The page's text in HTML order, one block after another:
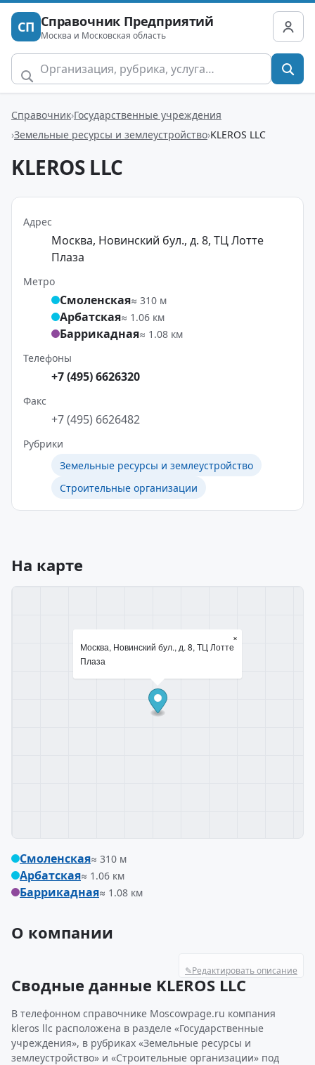
СП Справочник Предприятий
Москва и Московская область
Справочник Государственные учреждения
Земельные ресурсы и землеустройство KLEROS LLC
KLEROS LLC
Адрес
Москва, Новинский бул., д. 8, ТЦ Лотте
Плаза
Метро
Смоленская≈ 310 м
Арбатская≈ 1.06 км
Баррикадная≈ 1.08 км
Телефоны
+7 (495) 6626320
Факс
+7 (495) 6626482
Рубрики
Земельные ресурсы и землеустройство
Строительные организации
На карте
Москва, Новинский бул., д. 8, ТЦ Лотте
Плаза
×
Смоленская≈ 310 м
Арбатская≈ 1.06 км
Баррикадная≈ 1.08 км
О компании
✎Редактировать описание
Сводные данные KLEROS LLC
В телефонном справочнике Moscowpage.ru компания
kleros llc расположена в разделе «Государственные
учреждения», в рубриках «Земельные ресурсы и
землеустройство» и «Строительные организации» под